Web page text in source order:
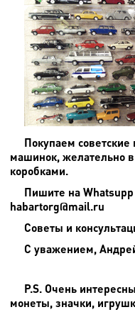
Покупаем
машинок, желательно
коробками.
Пишите на Whatsupp
habartorg@mail.ru
Советы и
С уважением,
P.S. Очень
монеты, значки,